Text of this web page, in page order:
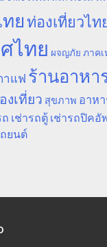
ทยท่องเที่ยวไท
ไทย ผจญภัย ภาค
าแฟ ร้านอาหา
เที่ยว สุขภาพ อาห
ถ เช่ารถตู้ เช่ารถปิคอั
ยนต์